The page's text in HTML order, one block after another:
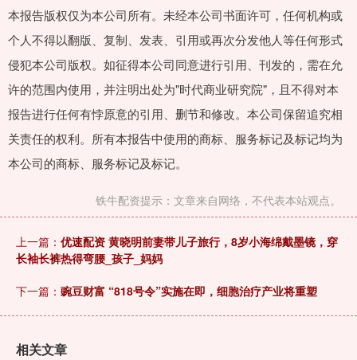
本报告版权仅为本公司所有。未经本公司书面许可，任何机构或
个人不得以翻版、复制、发表、引用或再次分发他人等任何形式
侵犯本公司版权。如征得本公司同意进行引用、刊发的，需在允
许的范围内使用，并注明出处为"时代商业研究院"，且不得对本
报告进行任何有悖原意的引用、删节和修改。本公司保留追究相
关责任的权利。所有本报告中使用的商标、服务标记及标记均为
本公司的商标、服务标记及标记。
铁牛配资提示：文章来自网络，不代表本站观点。
上一篇： 优速配资 黄晓明前妻带儿子旅行，8岁小海绵戴墨镜，穿
长袖长裤热得弯腰_孩子_妈妈
下一篇： 豌豆财富 “818号令”实施在即，细胞治疗产业将重塑
相关文章